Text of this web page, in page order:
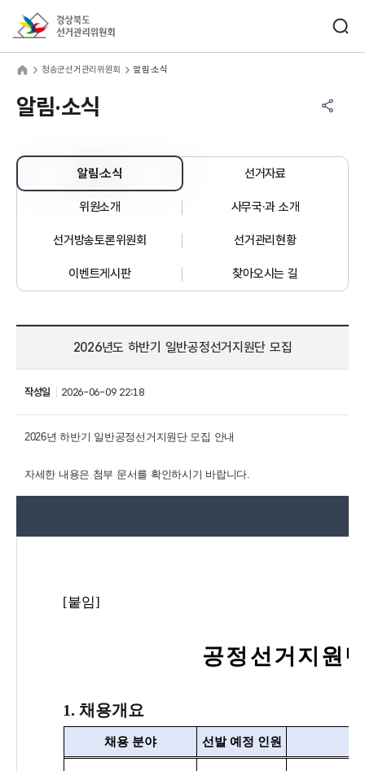
청송군선거관리위원회 알림·소식
알림·소식
알림·소식 선거자료
위원소개 사무국·과 소개
선거방송토론위원회 선거관리현황
이벤트게시판 찾아오시는 길
2026년도 하반기 일반공정선거지원단 모집
작성일 2026-06-09 22:18
2026년 하반기 일반공정선거지원단 모집 안내
자세한 내용은 첨부 문서를 확인하시기 바랍니다.